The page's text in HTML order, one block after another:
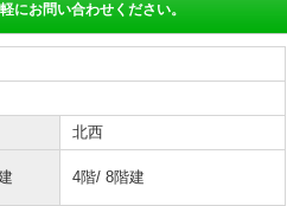
にお問い合わせください。
北西
4階/ 8階建